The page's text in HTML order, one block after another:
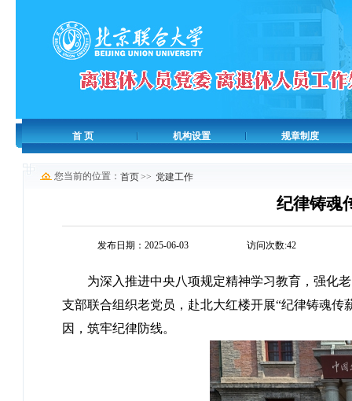
首 页 机构设置 规章制度
您当前的位置： 首页>> 党建工作
纪律铸魂
发布日期：2025-06-03 访问次数:42
为深入推进中央八项规定精神学习教育，强化
支部联合组织老党员，赴北大红楼开展“纪律铸魂
因，筑牢纪律防线。